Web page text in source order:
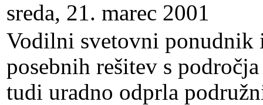
sreda, 21. marec 2001
Vodilni svetovni
posebnih rešitev s
tudi uradno odprla